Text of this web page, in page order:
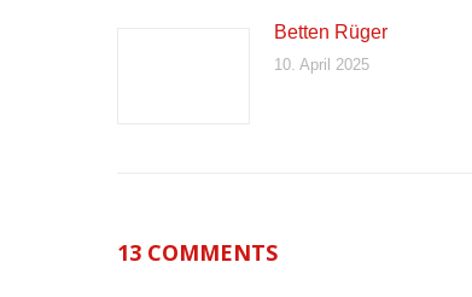
Betten Rüger
10. April 2025
13 COMMENTS